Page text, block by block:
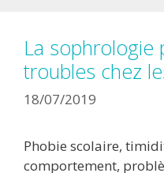
La sophrologie
troubles chez
18/07/2019
Phobie scolaire,
comportement,